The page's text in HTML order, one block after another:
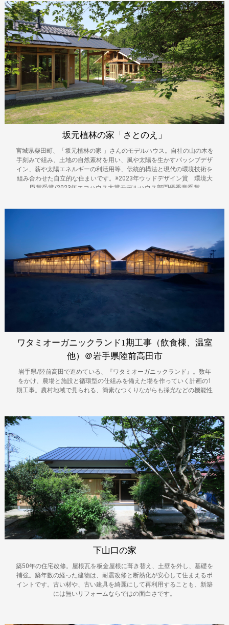
坂元植林の家「さとのえ」
宮城県柴田町、「坂元植林の家 」さんのモデルハウス。自社の山の木を
手刻みで組み、土地の自然素材を用い、風や太陽を生かすパッシブデザ
イン、薪や太陽エネルギーの利活用等、伝統的構法と現代の環境技術を
組み合わせた自立的な住まいです。※2023年ウッドデザイン賞 環境大
臣賞受賞/2023年エコハウス大賞モデルハウス部門優秀賞受賞
ワタミオーガニックランド1期工事（飲食棟、温室
他）＠岩手県陸前高田市
岩手県/陸前高田で進めている、『ワタミオーガニックランド』。数年
をかけ、農場と施設と循環型の仕組みを備えた場を作っていく計画の1
期工事。農村地域で見られる、簡素なつくりながらも採光などの機能性
下山口の家
築50年の住宅改修。屋根瓦を板金屋根に葺き替え、土壁を外し、基礎を
補強。築年数の経った建物は、耐震改修と断熱化が安心して住まえるポ
イントです。古い材や、古い建具を綺麗にして再利用することも、新築
には無いリフォームならではの面白さです。